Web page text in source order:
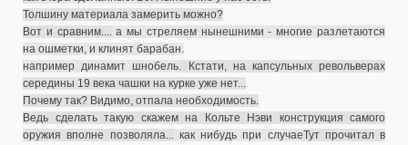
Толшину материала замерить можно?
Вот и сравним....а мы стреляем нынешними - многие разлетаются
на ошметки, и клинят барабан.
например динамит шнобель. Кстати, на капсульных револьверах
середины 19 века чашки на курке уже нет...
Почему так? Видимо, отпала необходимость.
Ведь сделать такую скажем на Кольте Нэви конструкция самого
оружия вполне позволяла...как нибудь при случаеТут прочитал в